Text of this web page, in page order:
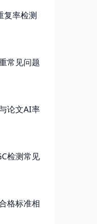
复率检测
常见问题
论文AI率
检测常见
格标准相